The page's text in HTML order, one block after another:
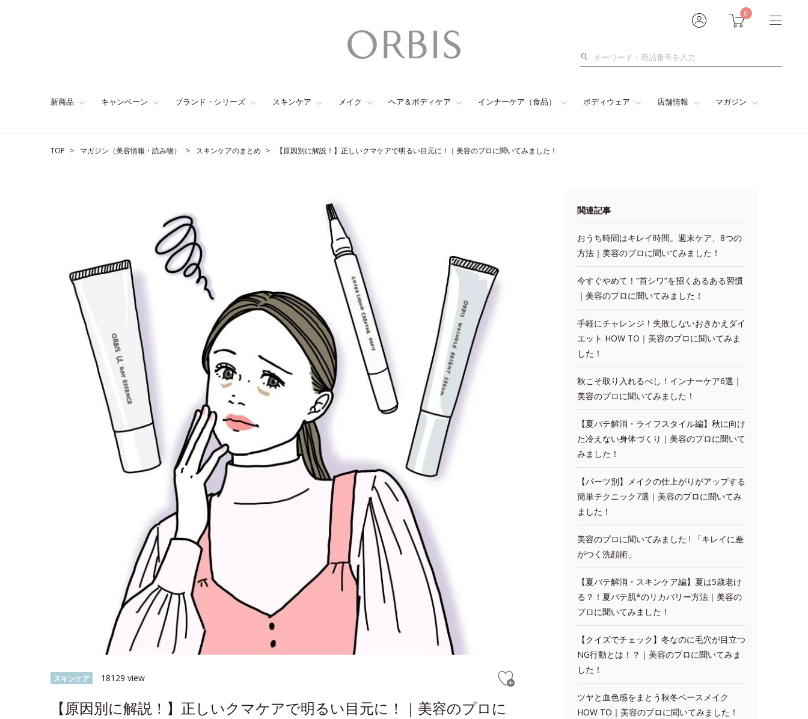
0
検
新商品 キャンペーン ブランド・シリーズ スキンケア メイク ヘア＆ボディケア インナーケア（食品） ボディウェア 店舗情報 マガジン
TOP マガジン（美容情報・読み物） スキンケアのまとめ 【原因別に解説！】正しいクマケアで明るい目元に！｜美容のプロに聞いてみました！
スキンケア 18129 view
【原因別に解説！】正しいクマケアで明るい目元に！｜美容のプロに
関連記事
おうち時間はキレイ時間。週末ケア、8つの
方法｜美容のプロに聞いてみました！
今すぐやめて！“首シワ”を招くあるある習慣
｜美容のプロに聞いてみました！
手軽にチャレンジ！失敗しないおきかえダイ
エット HOW TO｜美容のプロに聞いてみま
した！
秋こそ取り入れるべし！インナーケア6選｜
美容のプロに聞いてみました！
【夏バテ解消・ライフスタイル編】秋に向け
た冷えない身体づくり｜美容のプロに聞いて
みました！
【パーツ別】メイクの仕上がりがアップする
簡単テクニック7選｜美容のプロに聞いてみ
ました！
美容のプロに聞いてみました ! 「キレイに差
がつく洗顔術」
【夏バテ解消・スキンケア編】夏は5歳老け
る？！夏バテ肌*のリカバリー方法｜美容の
プロに聞いてみました！
【クイズでチェック】冬なのに毛穴が目立つ
NG行動とは！？｜美容のプロに聞いてみま
した！
ツヤと血色感をまとう秋冬ベースメイク
HOW TO｜美容のプロに聞いてみました！